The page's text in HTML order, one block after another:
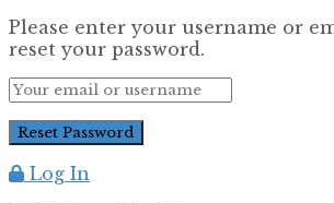
Please enter your username or
reset your password.
Log In